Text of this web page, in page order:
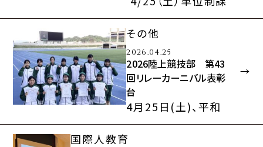
程最初の行事、ハイ
キングに83名が参
加しました。曇りの
中にも少…
その他
2026.04.25
2026陸上競技部 第43
回リレーカーニバル表彰
台
4月25日(土)、平和
堂HATOスタジアム
にて第43回滋賀県リ
国際人教育